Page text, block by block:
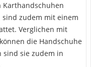
Karthandschuhen
zudem mit einem
Verglichen mit
die Handschuhe
sind sie zudem in